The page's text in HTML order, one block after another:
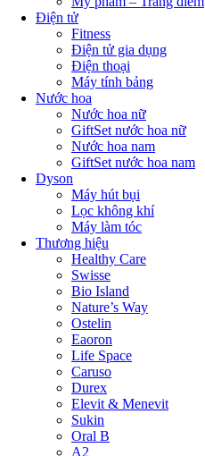
Điện tử
Fitness
Điện tử gia dụng
Điện thoại
Máy tính bảng
Nước hoa
Nước hoa nữ
GiftSet nước hoa nữ
Nước hoa nam
GiftSet nước hoa nam
Dyson
Máy hút bụi
Lọc không khí
Máy làm tóc
Thương hiệu
Healthy Care
Swisse
Bio Island
Nature’s Way
Ostelin
Eaoron
Life Space
Caruso
Durex
Elevit & Menevit
Sukin
Oral B
A2